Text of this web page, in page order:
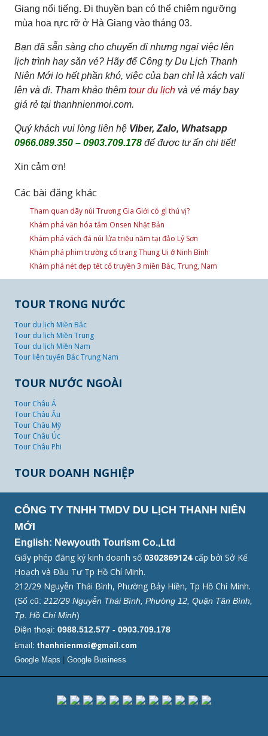
Giang nổi tiếng. Đi thuyền bạn có thể chiêm ngưỡng
mùa hoa rực rỡ ở Hà Giang vào tháng 03.
Bạn đã sẵn sàng cho chuyến đi nhưng ngại việc lên
lịch trình hay săn vé? Hãy để Công ty Du Lịch Thanh
Niên Mới lo hết phần khó, việc của bạn chỉ là xách vali
lên và đi. Tham khảo thêm tour du lịch và vé máy bay
giá rẻ tại thanhnienmoi.com.
Quý khách vui lòng liên hệ Viber, Zalo, Whatsapp
0966.089.350 – 0903.709.178 để được tư ấn chi tiết!
Xin cảm ơn!
Các bài đăng khác
Tham quan dãy núi Trương Gia Giới có gì thú vị?
Khám phá văn hóa tắm Onsen Nhật Bản
Khám phá vách đá núi lửa triệu năm tại đảo Lý Sơn
Khám phá phim trường cổ trang Thung Ui ở Ninh Bình
Khám phá nét đẹp tết cổ truyền 3 miền Bắc, Trung, Nam
TOUR TRONG NƯỚC
Tour du lịch Miền Bắc
Tour du lịch Miền Trung
Tour du lịch Miền Nam
Tour liên tuyến Bắc Trung Nam
TOUR NƯỚC NGOÀI
Tour Châu Á
Tour Châu Âu
Tour Châu Mỹ
Tour Châu Úc
Tour Châu Phi
TOUR DOANH NGHIỆP
CÔNG TY TNHH TMDV DU LỊCH THANH NIÊN
MỚI
English: Newyouth Tourism Co.,Ltd
Giấy phép đăng ký kinh doanh số 0302869124cấp bởi Sở Kế
Hoạch và Đầu Tư Tp Hồ Chí Minh.
212/29 Nguyễn Thái Bình, Phường Bảy Hiền, Tp Hồ Chí Minh.
(Số cũ: 212/29 Nguyễn Thái Bình, Phường 12, Quận Tân Bình,
Tp. Hồ Chí Minh)
Điện thoại: 0988.512.577 - 0903.709.178
Email: thanhnienmoi@gmail.com
Google Maps | Google Business